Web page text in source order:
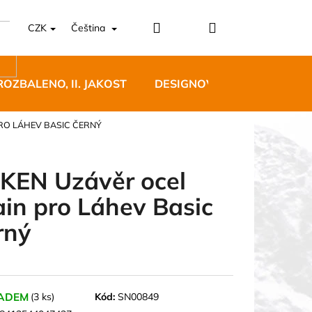
CZK Čeština PřihlášeníNákupní
II. JAKOST DESIGNOVÝ NÁBYTEK
LÁHEV BASIC ČERNÝ
Uzávěr ocel
pro Láhev Basic
(3 ks) Kód: SN00849
BĚŽECKÉ TRAILOVÉ